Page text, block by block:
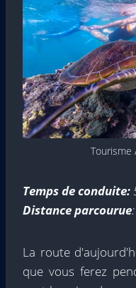
Tourisme
Temps de conduite:
Distance parcourue
La route
que vous ferez